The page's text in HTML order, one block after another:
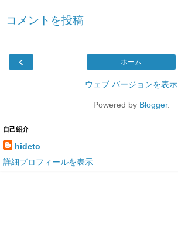
コメントを投稿
‹ ホーム
ウェブ バージョンを表示
Powered by Blogger.
自己紹介
hideto
詳細プロフィールを表示